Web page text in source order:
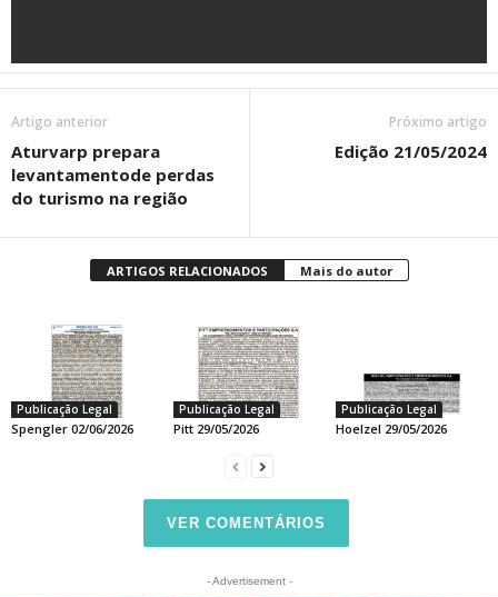
Artigo anterior
Aturvarp prepara
levantamentode perdas
do turismo na região
Próximo artigo
Edição 21/05/2024
ARTIGOS RELACIONADOS Mais do autor
Publicação Legal
Spengler 02/06/2026
Publicação Legal
Pitt 29/05/2026
Publicação Legal
Hoelzel 29/05/2026
VER COMENTÁRIOS
- Advertisement -